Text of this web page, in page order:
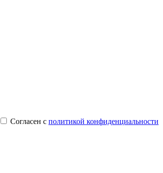
Согласен с политикой конфиденциальности